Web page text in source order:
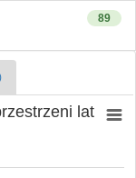
89
lat